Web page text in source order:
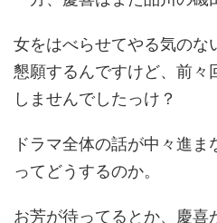
女をはべらせてやる気のな
懇願するんですけど、前々
しませんでしたっけ？
ドラマ全体の話が中々進
ってどうするのか。
お芳が待ってるとか、慶喜